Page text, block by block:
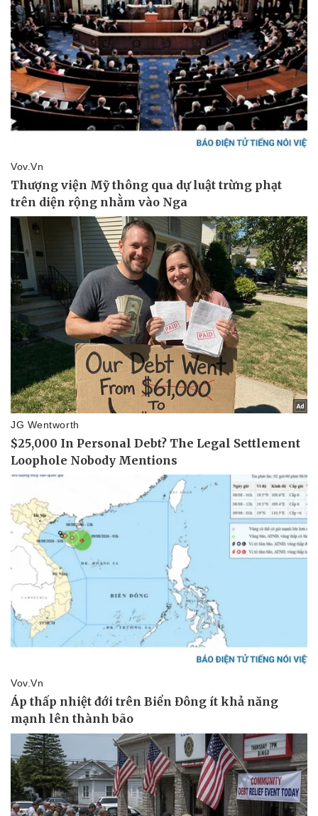
Thể thao
Bóng đá
Lịch thi đấu bóng đá
Thế giới thể thao
eSports
Hậu trường
Ô tô - Xe máy
Xe máy
Tư vấn